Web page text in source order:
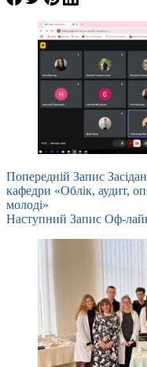
Попередній Запис
кафедри «Облік, аудит,
молоді»
Наступний Запис Оф-